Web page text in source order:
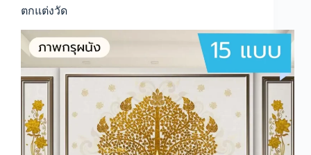
ตกแต่งวัด